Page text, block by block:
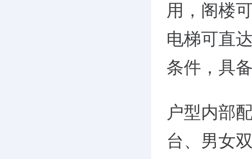
用，阁楼
电梯可直
条件，具
户型内部
台、男女